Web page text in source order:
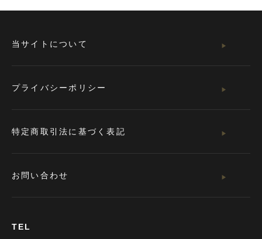
当サイトについて
プライバシーポリシー
特定商取引法に基づく表記
お問い合わせ
TEL